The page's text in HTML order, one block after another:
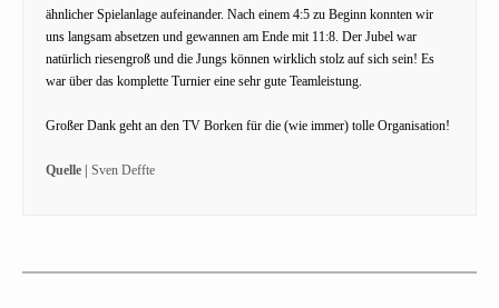
ähnlicher Spielanlage aufeinander. Nach einem 4:5 zu Beginn konnten wir
uns langsam absetzen und gewannen am Ende mit 11:8. Der Jubel war
natürlich riesengroß und die Jungs können wirklich stolz auf sich sein! Es
war über das komplette Turnier eine sehr gute Teamleistung.
Großer Dank geht an den TV Borken für die (wie immer) tolle Organisation!
Quelle | Sven Deffte